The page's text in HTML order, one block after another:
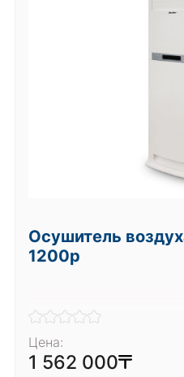
Осушитель
1200p
Цена:
1 562 000